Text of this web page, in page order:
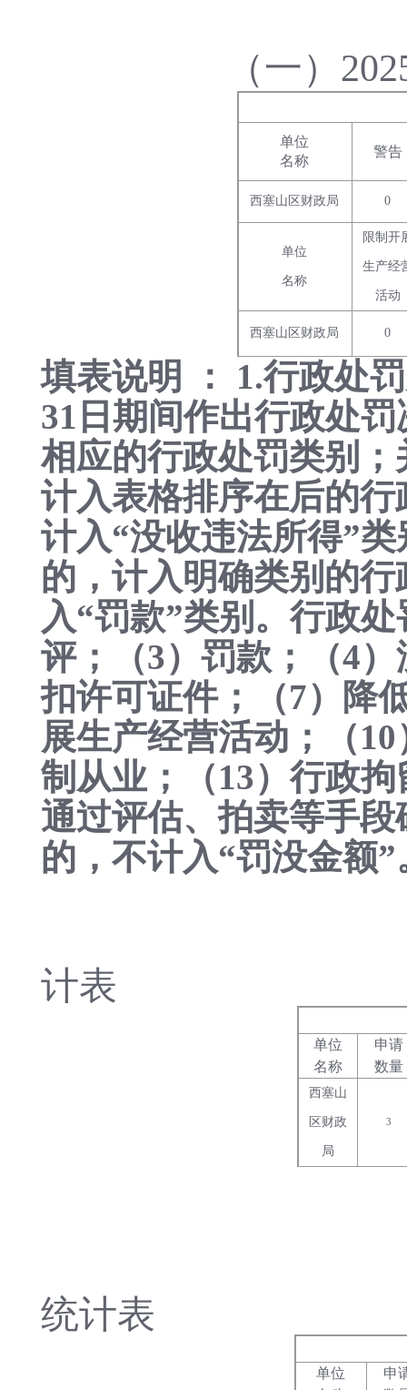
（一）
单位
名称
警告
西塞山区财政局 0
单位
名称
限制开
生产经
活动
西塞山区财政局 0
填表说明 ： 1.行政处
31日期间作出行政处
相应的行政处罚类别
计入表格排序在后的
计入“没收违法所得”
的，计入明确类别的
入“罚款”类别。行政
评；（3）罚款；（4
扣许可证件；（7）降
展生产经营活动；（
制从业；（13）行政
通过评估、拍卖等手
的，不计入“罚没金额
计表
单位
名称
申请
数量
西塞山
区财政
局
3
统计表
单位
申